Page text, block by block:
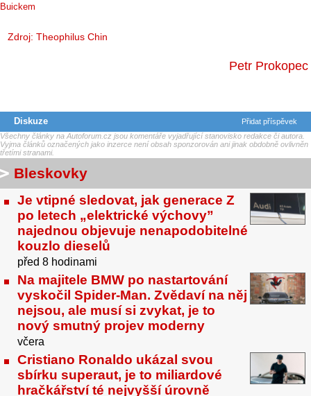
Buickem
Zdroj: Theophilus Chin
Petr Prokopec
Diskuze
Přidat příspěvek
Všechny články na Autoforum.cz jsou komentáře vyjadřující stanovisko redakce či autora.
Vyjma článků označených jako inzerce není obsah sponzorován ani jinak obdobně ovlivněn
třetími stranami.
Bleskovky
Je vtipné sledovat, jak generace Z
po letech „elektrické výchovy”
najednou objevuje nenapodobitelné
kouzlo dieselů
před 8 hodinami
Na majitele BMW po nastartování
vyskočil Spider-Man. Zvědaví na něj
nejsou, ale musí si zvykat, je to
nový smutný projev moderny
včera
Cristiano Ronaldo ukázal svou
sbírku superaut, je to miliardové
hračkářství té nejvyšší úrovně